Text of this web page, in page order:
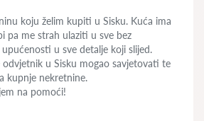
koju želim kupiti u Sisku. Kuća ima
pa me strah ulaziti u sve bez
u sve detalje koji slijed.
u Sisku mogao savjetovati te
kupnje nekretnine.
na pomoći!